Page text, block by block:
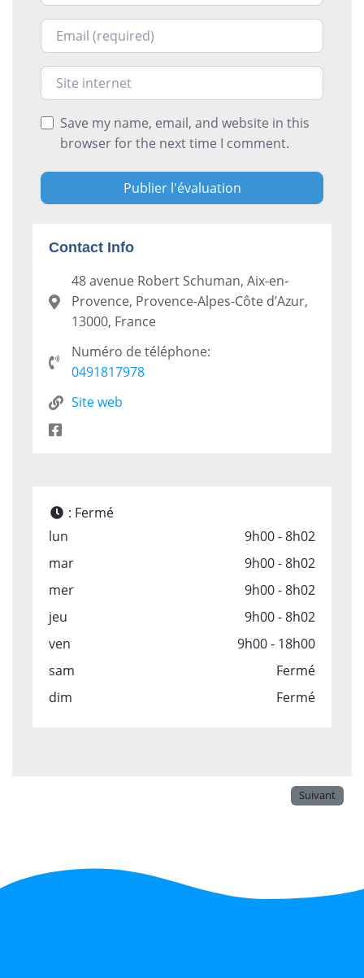
Courriel
Site internet
Save my name, email, and website in this
browser for the next time I comment.
Contact Info
48 avenue Robert Schuman, Aix-en-
Provence, Provence-Alpes-Côte d’Azur,
13000, France
Numéro de téléphone:
0491817978
Site web
: Fermé
lun
9h00 - 8h02
mar
9h00 - 8h02
mer
9h00 - 8h02
jeu
9h00 - 8h02
ven
9h00 - 18h00
sam
Fermé
dim
Fermé
Suivant